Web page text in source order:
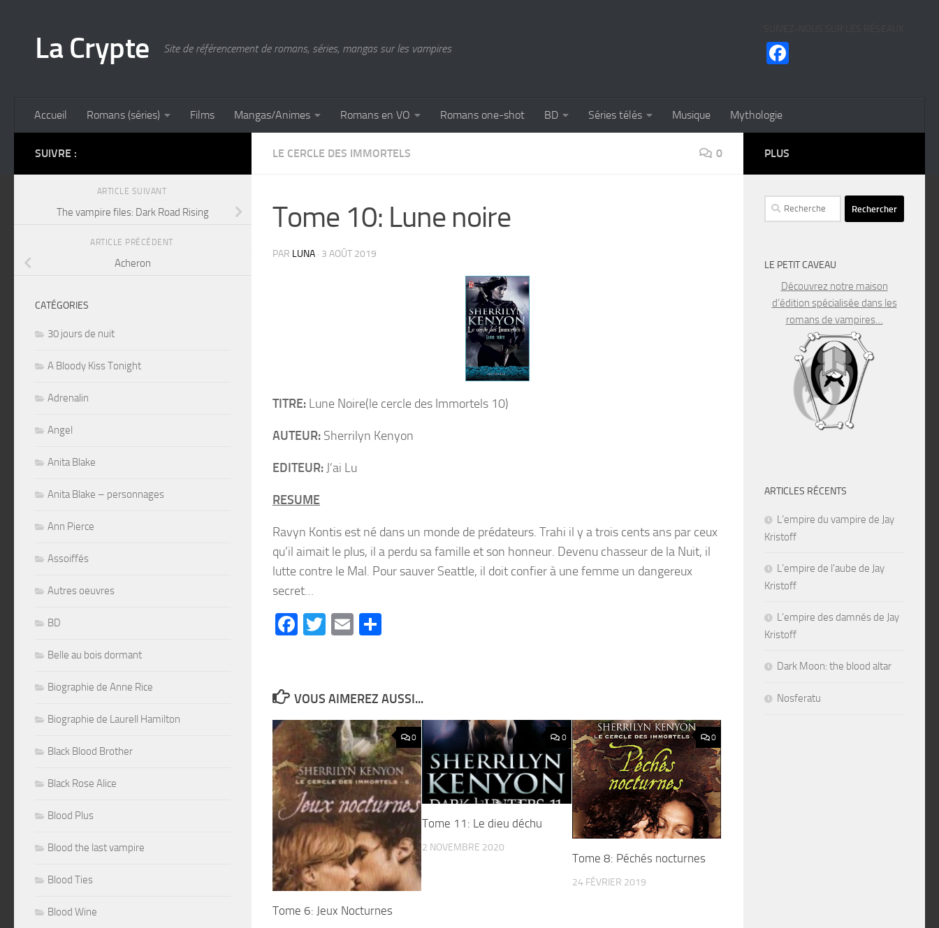
La Crypte Site de référencement de romans, séries, mangas sur les vampires
Accueil Romans (séries) Films Mangas/Animes Romans en VO Romans one-shot BD Séries télés Musique Mythologie
LE CERCLE DES IMMORTELS 0
Tome 10: Lune noire
PAR LUNA · 3 AOÛT 2019
TITRE: Lune Noire(le cercle des Immortels 10)
AUTEUR: Sherrilyn Kenyon
EDITEUR: J’ai Lu
RESUME
Ravyn Kontis est né dans un monde de prédateurs. Trahi il y a trois cents ans par ceux
qu’il aimait le plus, il a perdu sa famille et son honneur. Devenu chasseur de la Nuit, il
lutte contre le Mal. Pour sauver Seattle, il doit confier à une femme un dangereux
secret…
Facebook
Twitter
Email
VOUS AIMEREZ AUSSI...
0
Tome 6: Jeux Nocturnes
0
Tome 11: Le dieu déchu
2 NOVEMBRE 2020
0
Tome 8: Péchés nocturnes
24 FÉVRIER 2019
SUIVRE :
ARTICLE SUIVANT
The vampire files: Dark Road Rising
ARTICLE PRÉCÉDENT
Acheron
CATÉGORIES
30 jours de nuit
A Bloody Kiss Tonight
Adrenalin
Angel
Anita Blake
Anita Blake – personnages
Ann Pierce
Assoiffés
Autres oeuvres
BD
Belle au bois dormant
Biographie de Anne Rice
Biographie de Laurell Hamilton
Black Blood Brother
Black Rose Alice
Blood Plus
Blood the last vampire
Blood Ties
Blood Wine
PLUS
Rechercher :
LE PETIT CAVEAU
Découvrez notre maison
d’édition spécialisée dans les
romans de vampires…
ARTICLES RÉCENTS
L’empire du vampire de Jay
Kristoff
L’empire de l’aube de Jay
Kristoff
L’empire des damnés de Jay
Kristoff
Dark Moon: the blood altar
Nosferatu